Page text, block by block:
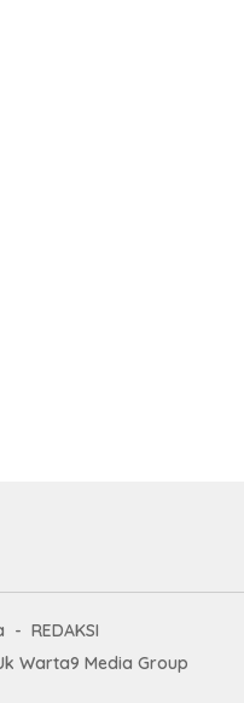
REDAKSI
Warta9 Media Group